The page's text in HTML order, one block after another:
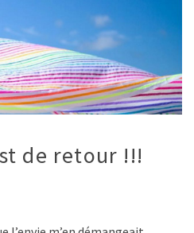
de retour !!!